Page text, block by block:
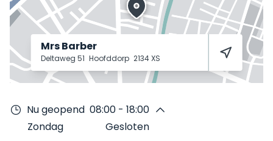
Mrs Barber
Deltaweg 51 Hoofddorp 2134 XS
Nu geopend 08:00 - 18:00
Zondag
Gesloten